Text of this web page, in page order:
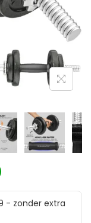
- zonder extra